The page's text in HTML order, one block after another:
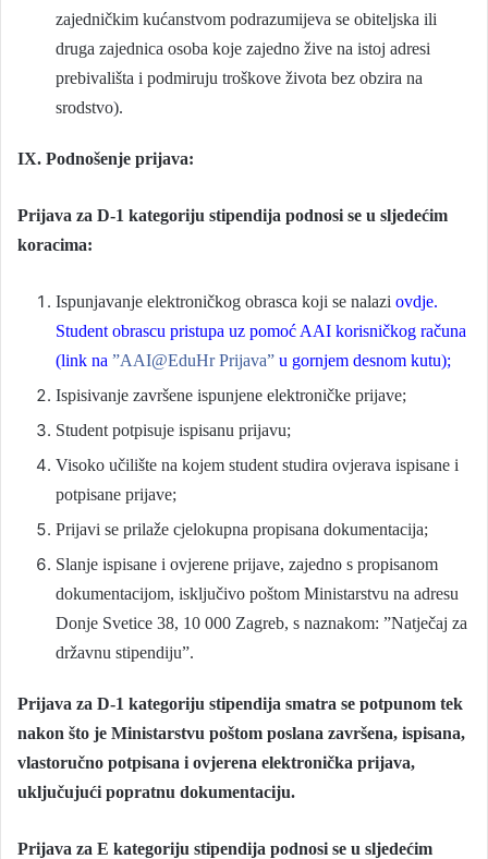
zajedničkim kućanstvom podrazumijeva se obiteljska ili
druga zajednica osoba koje zajedno žive na istoj adresi
prebivališta i podmiruju troškove života bez obzira na
srodstvo).
IX. Podnošenje prijava:
Prijava za D-1 kategoriju stipendija podnosi se u sljedećim
koracima:
Ispunjavanje elektroničkog obrasca koji se nalazi ovdje.
Student obrascu pristupa uz pomoć AAI korisničkog računa
(link na ”AAI@EduHr Prijava” u gornjem desnom kutu);
Ispisivanje završene ispunjene elektroničke prijave;
Student potpisuje ispisanu prijavu;
Visoko učilište na kojem student studira ovjerava ispisane i
potpisane prijave;
Prijavi se prilaže cjelokupna propisana dokumentacija;
Slanje ispisane i ovjerene prijave, zajedno s propisanom
dokumentacijom, isključivo poštom Ministarstvu na adresu
Donje Svetice 38, 10 000 Zagreb, s naznakom: ”Natječaj za
državnu stipendiju”.
Prijava za D-1 kategoriju stipendija smatra se potpunom tek
nakon što je Ministarstvu poštom poslana završena, ispisana,
vlastoručno potpisana i ovjerena elektronička prijava,
uključujući popratnu dokumentaciju.
Prijava za E kategoriju stipendija podnosi se u sljedećim